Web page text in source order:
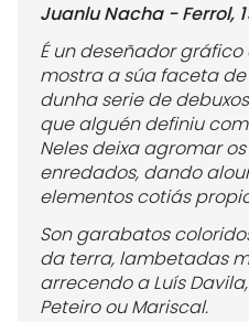
Juanlu Nacha - Ferrol,
É un deseñador
mostra a súa faceta
dunha serie de
que alguén definiu
Neles deixa agromar
enredados, dando
elementos cotiás
Son garabatos
da terra, lambetadas
arrecendo a Luís
Peteiro ou Mariscal.